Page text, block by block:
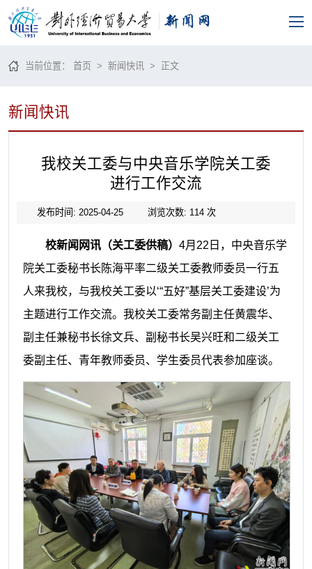
当前位置：首页 >新闻快讯 > 正文
新闻快讯
我校关工委与中央音乐学院关工委
进行工作交流
发布时间: 2025-04-25 浏览次数: 114次
校新闻网讯（关工委供稿） 4月22日，中央音乐学
院关工委秘书长陈海平率二级关工委教师委员一行五
人来我校，与我校关工委以‘“五好”基层关工委建设’为
主题进行工作交流。我校关工委常务副主任黄震华、
副主任兼秘书长徐文兵、副秘书长吴兴旺和二级关工
委副主任、青年教师委员、学生委员代表参加座谈。